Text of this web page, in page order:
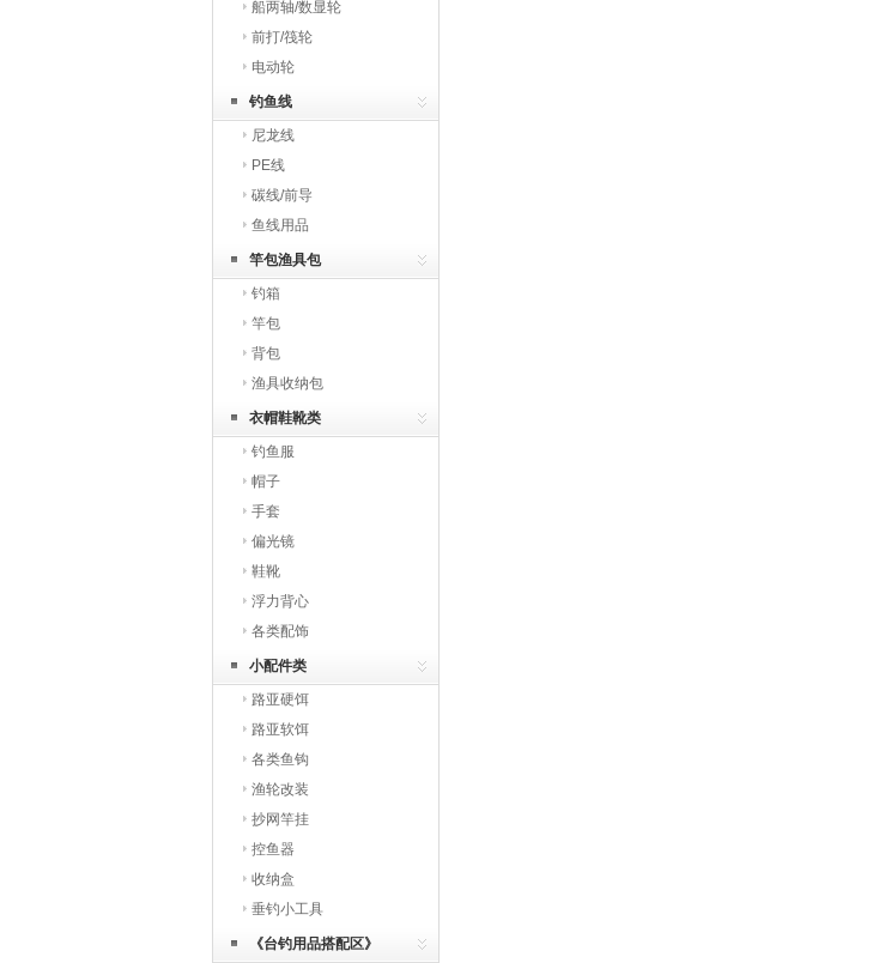
船两轴/数显轮
前打/筏轮
电动轮
钓鱼线
尼龙线
PE线
碳线/前导
鱼线用品
竿包渔具包
钓箱
竿包
背包
渔具收纳包
衣帽鞋靴类
钓鱼服
帽子
手套
偏光镜
鞋靴
浮力背心
各类配饰
小配件类
路亚硬饵
路亚软饵
各类鱼钩
渔轮改装
抄网竿挂
控鱼器
收纳盒
垂钓小工具
《台钓用品搭配区》